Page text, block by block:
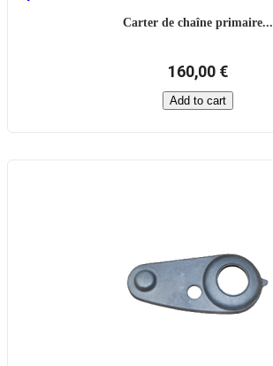
Carter de chaîne primaire...
160,00 €
Add to cart